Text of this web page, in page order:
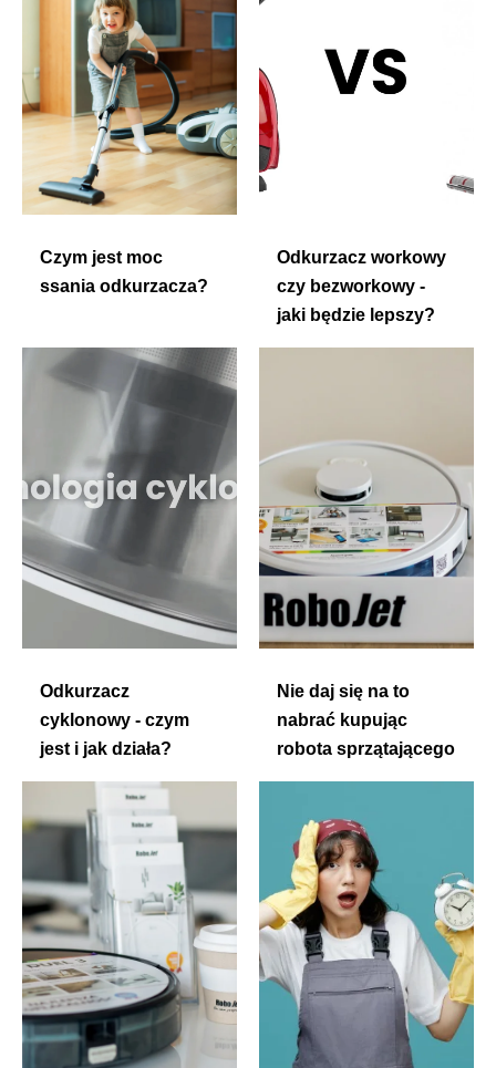
Czym jest moc
ssania odkurzacza?
Odkurzacz workowy
czy bezworkowy -
jaki będzie lepszy?
Odkurzacz
cyklonowy - czym
jest i jak działa?
Nie daj się na to
nabrać kupując
robota sprzątającego